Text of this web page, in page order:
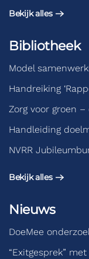
Bekijk alles
Bibliotheek
Model
Handreiking
Zorg voor groen
Handleiding
NVRR
Bekijk alles
Nieuws
DoeMee
“Exitgesprek”